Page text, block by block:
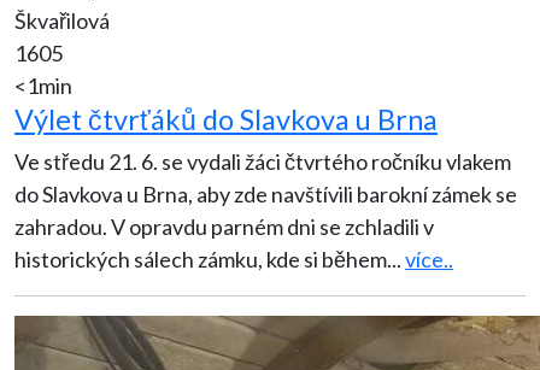
Škvařilová
1605
<1min
Výlet čtvrťáků do Slavkova u Brna
Ve středu 21. 6. se vydali žáci čtvrtého ročníku vlakem
do Slavkova u Brna, aby zde navštívili barokní zámek se
zahradou. V opravdu parném dni se zchladili v
historických sálech zámku, kde si během...více..